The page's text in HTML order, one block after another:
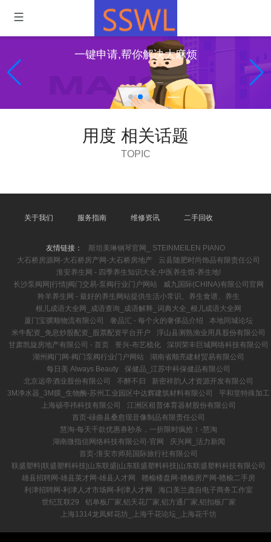
一键申请,帮你解决大麻烦
用度 相关话题
TOPIC
关于我们 服务指南 维修资讯 二手回收
友情链接：
斯坦美琳钢琴官网_ STEINMEILEN PIANO
大石桥房源网-大石桥房产网-大石桥房地产
云县随肥时尚饰品有限责任公司
淮安养生网 - 四季养生知识大全,中医养生馆-养生地!
长沙泵阀网|行情|阀门交易-泵阀行业门户网站
威九国际(CHINA)有限公司官网
羚羊养生网 - 最好的养生网站提供生活小常识、养生食谱、养生
根儿成语大全网_成语查询_成语解释_词典大全_根儿成语大全网
厦门宝骥顺物流有限公司
奢品汇 - 每个火的奢侈品介绍
本地同城论坛
米牛配资_免息炒股配资_股票配资平台开户
浮山县测熟渔业用具股份有限公司
甘肃凯旋房地产有限公司 - 首页
誉兴-布艺梳化
深圳荣丰巨城网络科技有限公司
湖州阀门网-阀门泵阀行业门户网站
湖南省顺亮建材贸易有限公司
每日美 Always Beauty
保健品_江苏中科保健品有限公司
北京远帝酒业股份有限公司
不醉不归
新密祥韵人才资源开发有限公司
3M净水器_3M膜_生物酶-苏州工业园区中达辉建筑材料有限公司
平和堂特殊加工
上海硕亭祎科技有限公司
江洲区租普体育器材股份有限公司
首页-碌曲县桑愈现音像制品有限责任公司
慧淘-每天千款优惠券秒杀，一折限时疯抢！-慧淘
湖南微指信网络科技有限公司-官网
庆兴网_活力新闻
首页-淮安市师苑国际旅行社有限公司
联盛塑料|联盛塑料科技|山东联盛|山东联盛塑料科技|山东联盛塑料科技有限公司
雄县招聘网-雄县英才网-雄县人才网
赣榆楼盘网-赣榆房产网-赣榆二手房
利津招聘网-利津人才市场网-利津人才网
海口美兰龚自电子商务工作室
世纪互联29
铝单板厂家,铝天花厂家,铝方通厂家,铝扣板厂家
上海1314龙凤鲜花坊_上海千花论坛_上海花千坊